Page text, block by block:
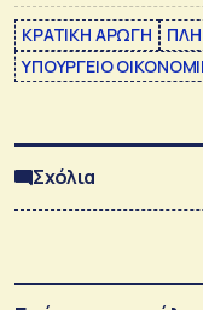
ΚΡΑΤΙΚΗ ΑΡΩΓΗ
ΥΠΟΥΡΓΕΙΟ
Σχόλια